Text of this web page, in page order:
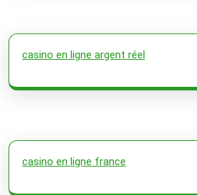
casino en ligne argent réel
casino en ligne france